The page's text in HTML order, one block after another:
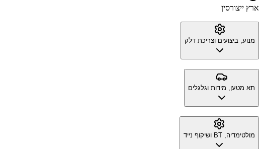
ארץ ייצורסין
מנוע, ביצועים וצריכת דלק
תא מטען, מידות וגלגלים
מולטימדיה, BT ושיקוף נייד